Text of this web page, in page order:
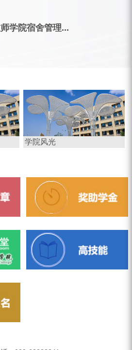
学院宿舍管理...
学院风光